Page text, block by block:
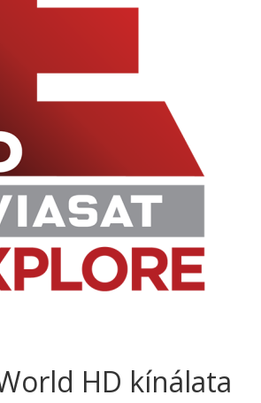
HD kínálata